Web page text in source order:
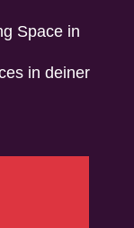
Space in
in deiner